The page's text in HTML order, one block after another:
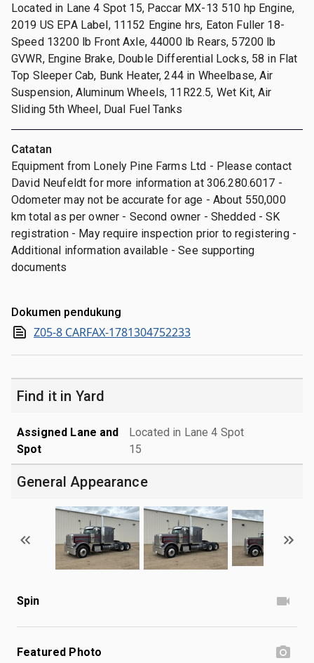
Located in Lane 4 Spot 15, Paccar MX-13 510 hp Engine,
2019 US EPA Label, 11152 Engine hrs, Eaton Fuller 18-
Speed 13200 lb Front Axle, 44000 lb Rears, 57200 lb
GVWR, Engine Brake, Double Differential Locks, 58 in Flat
Top Sleeper Cab, Bunk Heater, 244 in Wheelbase, Air
Suspension, Aluminum Wheels, 11R22.5, Wet Kit, Air
Sliding 5th Wheel, Dual Fuel Tanks
Catatan
Equipment from Lonely Pine Farms Ltd - Please contact
David Neufeldt for more information at 306.280.6017 -
Odometer may not be accurate for age - About 550,000
km total as per owner - Second owner - Shedded - SK
registration - May require inspection prior to registering -
Additional information available - See supporting
documents
Dokumen pendukung
Z05-8 CARFAX-1781304752233
Find it in Yard
Assigned Lane and
Spot
Located in Lane 4 Spot
15
General Appearance
Spin
Featured Photo